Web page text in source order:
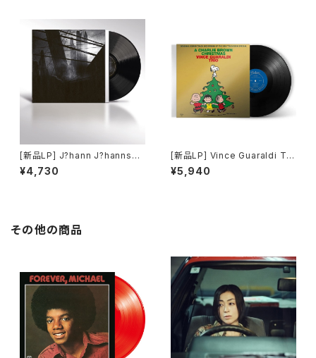
[新品LP] J?hann J?hannsso
n ? And In The Endless Pau
se There Came The Soun
¥4,730
[新品LP] Vince Guaraldi Tri
o - A Charlie Brown Christ
mas (Gold Foil Jacket) / ス
¥5,940
その他の商品